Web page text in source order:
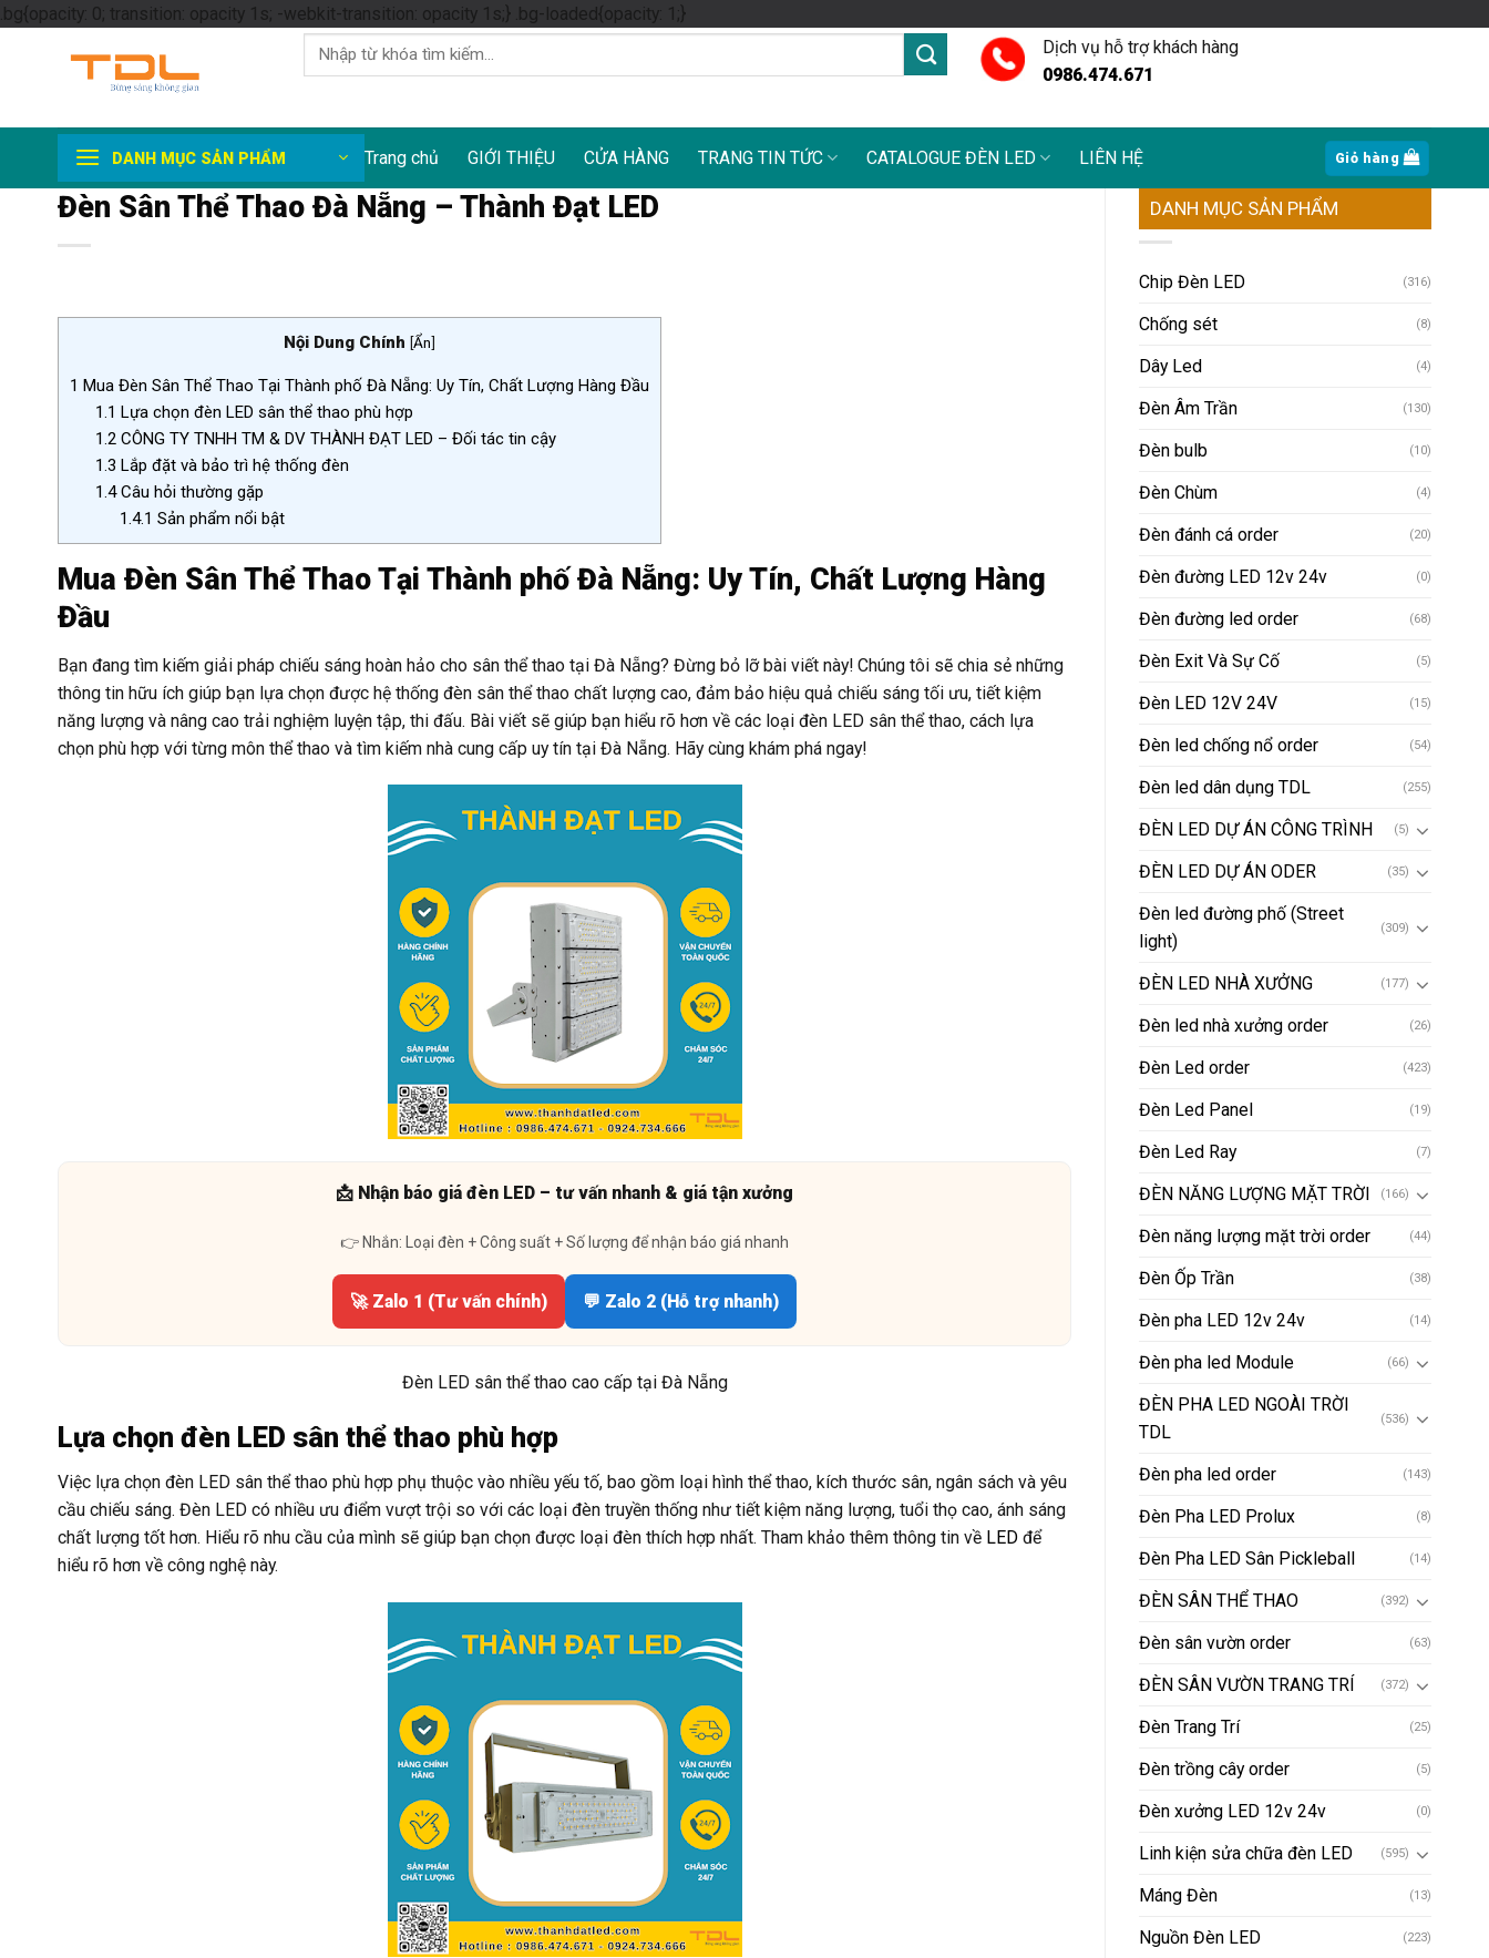
.bg{opacity: 0; transition: opacity 1s; -webkit-transition: opacity 1s;} .bg-loaded{opacity: 1;}Skip
to
Tìm
kiếm:
Dịch vụ hỗ trợ khách hàng
0986.474.671
DANH MỤC SẢN PHẨM Trang chủ GIỚI THIỆU CỬA HÀNG TRANG TIN TỨC CATALOGUE ĐÈN LED LIÊN HỆ Giỏ hàng
Đèn Sân Thể Thao Đà Nẵng – Thành Đạt LED
Nội Dung Chính [Ẩn]
1 Mua Đèn Sân Thể Thao Tại Thành phố Đà Nẵng: Uy Tín, Chất Lượng Hàng Đầu
1.1 Lựa chọn đèn LED sân thể thao phù hợp
1.2CÔNG TY TNHH TM & DV THÀNH ĐẠT LED – Đối tác tin cậy
1.3 Lắp đặt và bảo trì hệ thống đèn
1.4Câu hỏi thường gặp
1.4.1 Sản phẩm nổi bật
Mua Đèn Sân Thể Thao Tại Thành phố Đà Nẵng: Uy Tín, Chất Lượng Hàng
Đầu
Bạn đang tìm kiếm giải pháp chiếu sáng hoàn hảo cho sân thể thao tại Đà Nẵng? Đừng bỏ lỡ bài viết này! Chúng tôi sẽ chia sẻ những
thông tin hữu ích giúp bạn lựa chọn được hệ thống đèn sân thể thao chất lượng cao, đảm bảo hiệu quả chiếu sáng tối ưu, tiết kiệm
năng lượng và nâng cao trải nghiệm luyện tập, thi đấu. Bài viết sẽ giúp bạn hiểu rõ hơn về các loại đèn LED sân thể thao, cách lựa
chọn phù hợp với từng môn thể thao và tìm kiếm nhà cung cấp uy tín tại Đà Nẵng. Hãy cùng khám phá ngay!
📩 Nhận báo giá đèn LED – tư vấn nhanh & giá tận xưởng
👉 Nhắn: Loại đèn + Công suất + Số lượng để nhận báo giá nhanh
🚀 Zalo 1 (Tư vấn chính) 💬 Zalo 2 (Hỗ trợ nhanh)
Đèn LED sân thể thao cao cấp tại Đà Nẵng
Lựa chọn đèn LED sân thể thao phù hợp
Việc lựa chọn đèn LED sân thể thao phù hợp phụ thuộc vào nhiều yếu tố, bao gồm loại hình thể thao, kích thước sân, ngân sách và yêu
cầu chiếu sáng. Đèn LED có nhiều ưu điểm vượt trội so với các loại đèn truyền thống như tiết kiệm năng lượng, tuổi thọ cao, ánh sáng
chất lượng tốt hơn. Hiểu rõ nhu cầu của mình sẽ giúp bạn chọn được loại đèn thích hợp nhất. Tham khảo thêm thông tin về LED để
hiểu rõ hơn về công nghệ này.
DANH MỤC SẢN PHẨM
Chip Đèn LED (316)
Chống sét (8)
Dây Led (4)
Đèn Âm Trần (130)
Đèn bulb (10)
Đèn Chùm (4)
Đèn đánh cá order (20)
Đèn đường LED 12v 24v (0)
Đèn đường led order (68)
Đèn Exit Và Sự Cố (5)
Đèn LED 12V 24V (15)
Đèn led chống nổ order (54)
Đèn led dân dụng TDL (255)
ĐÈN LED DỰ ÁN CÔNG TRÌNH (5)
ĐÈN LED DỰ ÁN ODER (35)
Đèn led đường phố (Street
light)
(309)
ĐÈN LED NHÀ XƯỞNG (177)
Đèn led nhà xưởng order (26)
Đèn Led order (423)
Đèn Led Panel (19)
Đèn Led Ray (7)
ĐÈN NĂNG LƯỢNG MẶT TRỜI (166)
Đèn năng lượng mặt trời order (44)
Đèn Ốp Trần (38)
Đèn pha LED 12v 24v (14)
Đèn pha led Module (66)
ĐÈN PHA LED NGOÀI TRỜI
TDL
(536)
Đèn pha led order (143)
Đèn Pha LED Prolux (8)
Đèn Pha LED Sân Pickleball (14)
ĐÈN SÂN THỂ THAO (392)
Đèn sân vườn order (63)
ĐÈN SÂN VƯỜN TRANG TRÍ (372)
Đèn Trang Trí (25)
Đèn trồng cây order (5)
Đèn xưởng LED 12v 24v (0)
Linh kiện sửa chữa đèn LED (595)
Máng Đèn (13)
Nguồn Đèn LED (223)